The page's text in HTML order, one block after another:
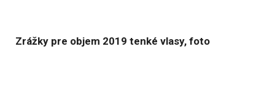
Zrážky pre objem 2019 tenké vlasy, foto